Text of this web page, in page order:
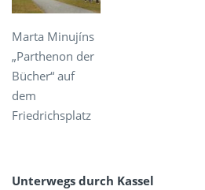
Marta Minujíns
„Parthenon der
Bücher“ auf
dem
Friedrichsplatz
Unterwegs durch Kassel